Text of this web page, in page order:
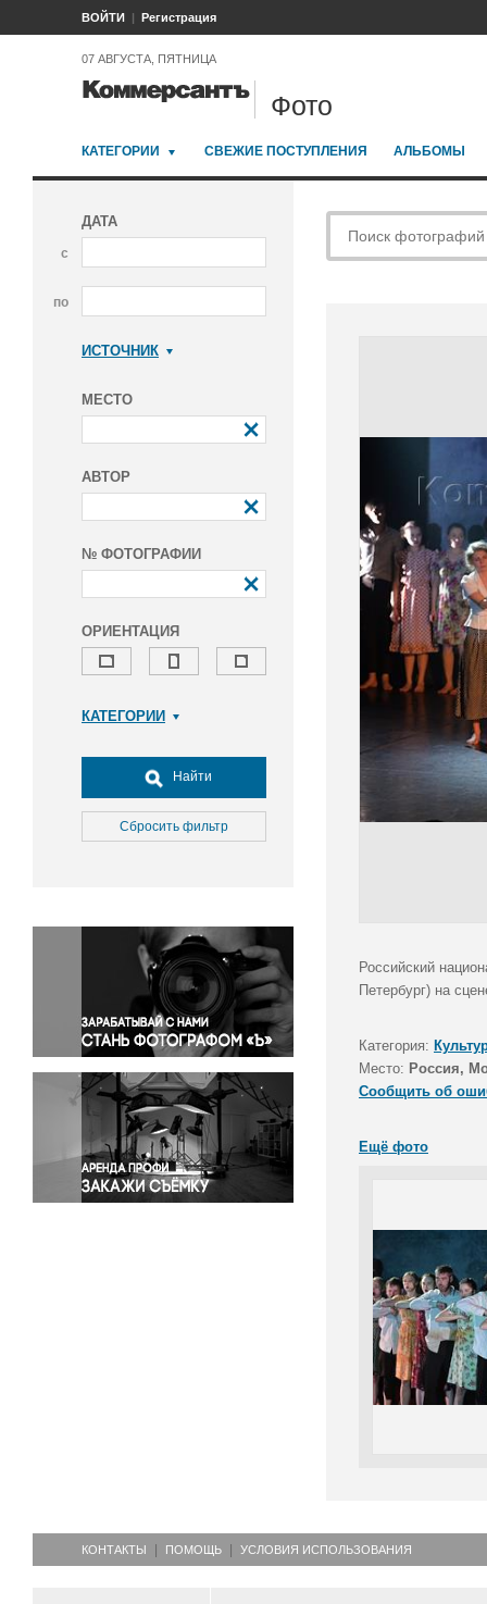
ВОЙТИ Регистрация
07 АВГУСТА, ПЯТНИЦА
Фото
КАТЕГОРИИ СВЕЖИЕ ПОСТУПЛЕНИЯ АЛЬБОМЫ
ДАТА
с
по
ИСТОЧНИК
МЕСТО
АВТОР
№ ФОТОГРАФИИ
ОРИЕНТАЦИЯ
КАТЕГОРИИ
Досуг, туризм и отдых
Культура
Медицина
Окружающая среда
Политика
Правосудие
Происшествия и конфликты
Религия
Светская жизнь
Спорт
Экология
Экономика и бизнес
Найти
Сбросить фильтр
Российский
Петербург) на
Категория:
Место: Россия,
Сообщить об
Ещё фото
КОНТАКТЫ ПОМОЩЬ УСЛОВИЯ ИСПОЛЬЗОВАНИЯ